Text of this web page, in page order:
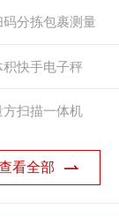
分拣包裹测量
快手电子秤
扫描一体机
看全部